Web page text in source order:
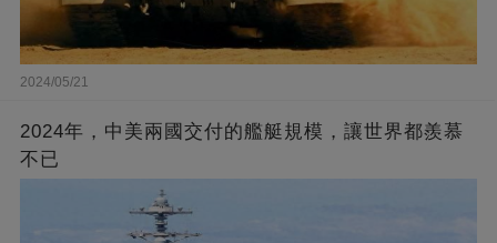
2024/05/21
2024年，中美兩國交付的艦艇規模，讓世界都羨慕
不已